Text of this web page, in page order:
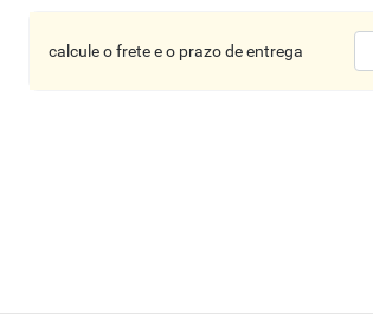
calcule o frete e o prazo de entrega